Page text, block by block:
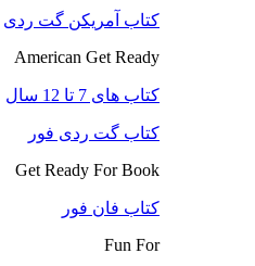
کتاب آمریکن گت ردی
American Get Ready
کتاب های 7 تا 12 سال
کتاب گت ردی فور
Get Ready For Book
کتاب فان فور
Fun For